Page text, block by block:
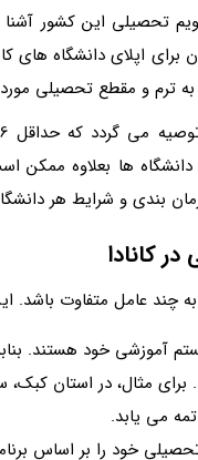
تحصیلی این کشور
برای اپلای دانشگاه
ترم و مقطع تحصیلی
ها بعلاوه ممکن
بندی و شرایط هر
کانادا
چند عامل متفاوت باشد.
دارای سیستم آموزشی خود
مثال، در استان کبک،
می یابد.
تحصیلی خود را بر